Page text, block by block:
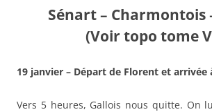
Sénart – Charmontois
(Voir topo tome
19 janvier – Départ de Florent et arrivée
Vers 5 heures, Gallois nous quitte. On